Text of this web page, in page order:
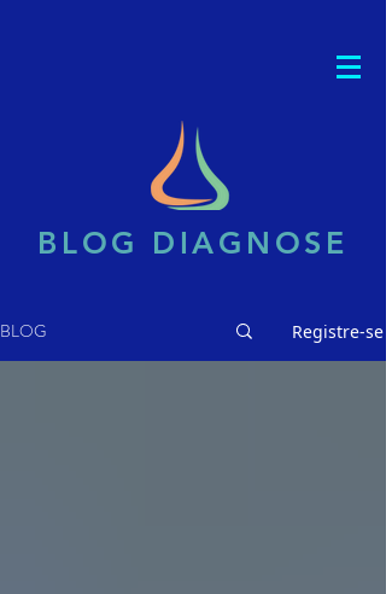
BLOG DIAGNOSE
BLOG Registre-se